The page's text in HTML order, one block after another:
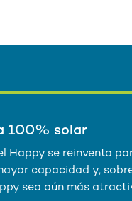
100% solar
Happy se reinventa
capacidad y,
sea aún más